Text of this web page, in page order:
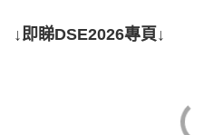
↓即睇DSE2026專頁↓